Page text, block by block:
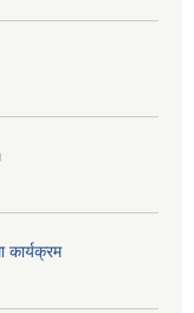
कार्यक्रम